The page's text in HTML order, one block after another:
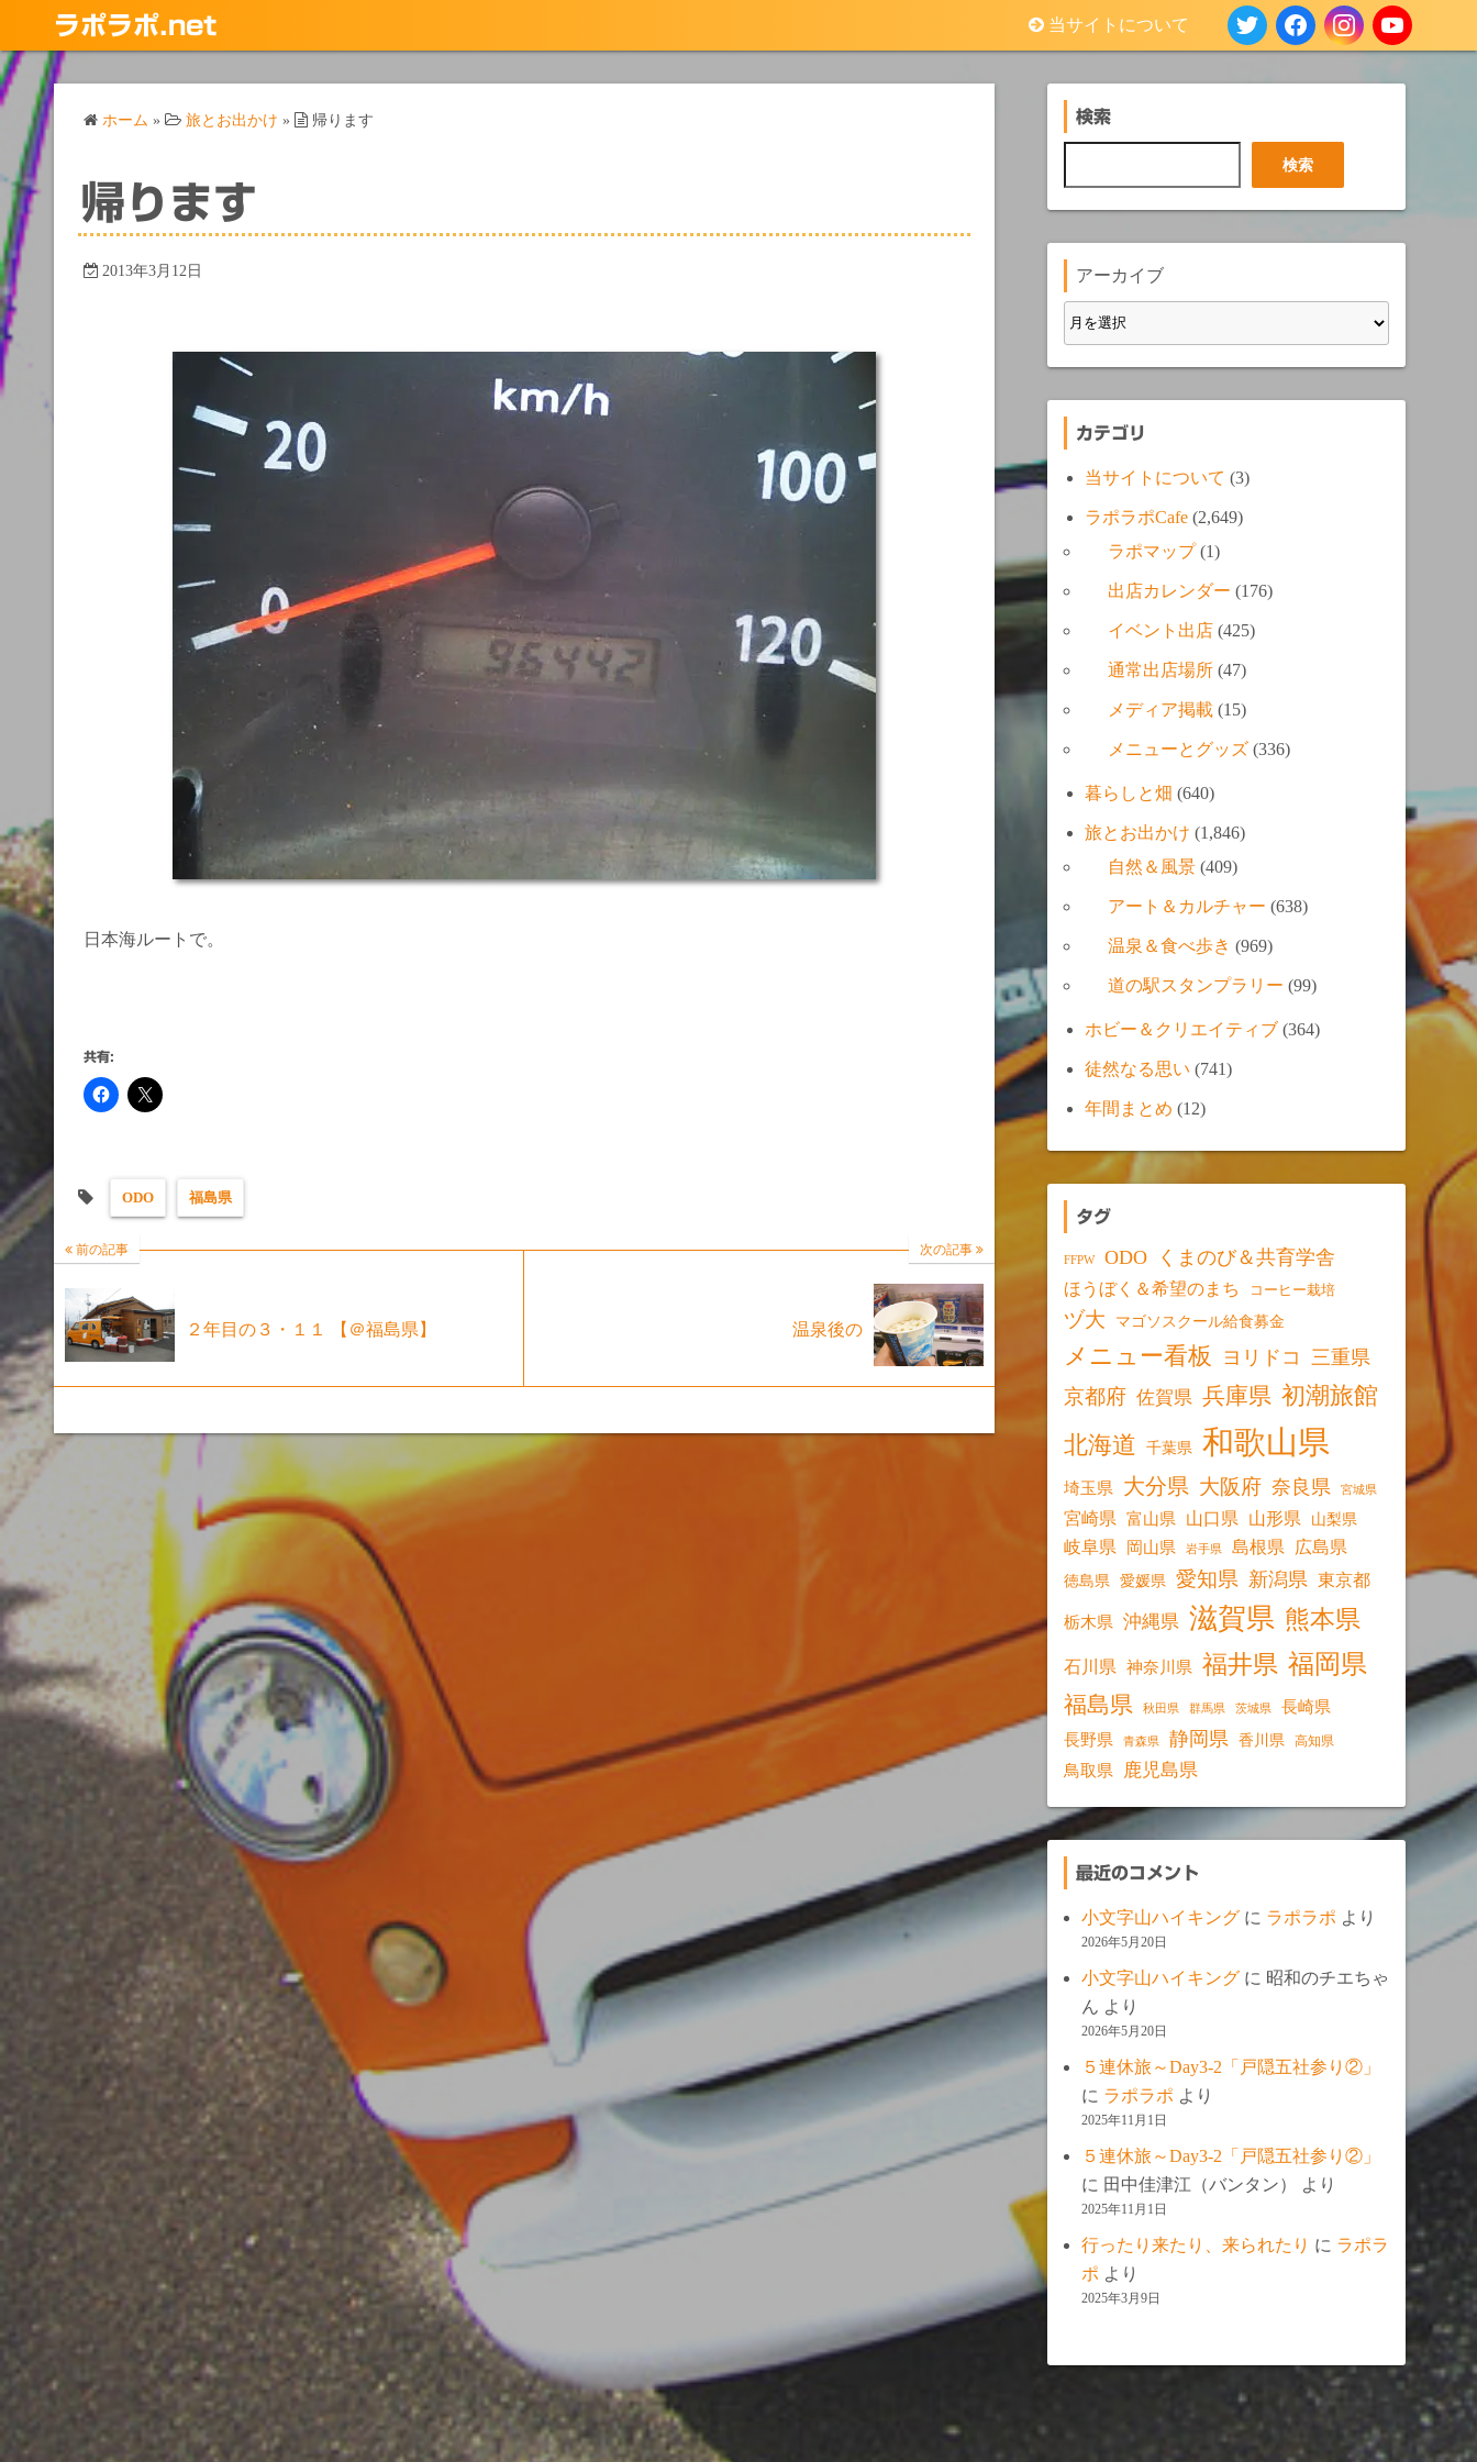
テ
ン
ス
キ
ッ
プ
ラポラポ.net 当サイトについて
ホーム » 旅とお出かけ » 帰ります
帰ります
2013年3月12日
日本海ルートで。
共有:
ODO 福島県
前の記事
２年目の３・１１ 【＠福島県】
次の記事
温泉後の
検索
索
検索
アーカイブ
カテゴリ
当サイトについて (3)
ラポラポCafe (2,649)
ラポマップ(1)
出店カレンダー (176)
イベント出店 (425)
通常出店場所 (47)
メディア掲載 (15)
メニューとグッズ (336)
暮らしと畑 (640)
旅とお出かけ (1,846)
自然＆風景 (409)
アート＆カルチャー (638)
温泉＆食べ歩き (969)
道の駅スタンプラリー (99)
ホビー＆クリエイティブ (364)
徒然なる思い (741)
年間まとめ (12)
タグ
FFPW ODO くまのび＆共育学舎
ほうぼく＆希望のまち コーヒー栽培
ヅ大 マゴソスクール給食募金
メニュー看板 ヨリドコ 三重県
京都府 佐賀県 兵庫県 初潮旅館
北海道
千葉県 和歌山県
埼玉県 大分県 大阪府 奈良県 宮城県
宮崎県 富山県 山口県 山形県 山梨県
岐阜県 岡山県 岩手県 島根県 広島県
徳島県 愛媛県 愛知県 新潟県 東京都
栃木県 沖縄県 滋賀県 熊本県
石川県 神奈川県 福井県 福岡県
福島県 秋田県 群馬県 茨城県 長崎県
長野県 青森県 静岡県 香川県 高知県
鳥取県 鹿児島県
最近のコメント
小文字山ハイキング に ラポラポ より
2026年5月20日
小文字山ハイキング に 昭和のチエちゃ
ん より
2026年5月20日
５連休旅～Day3-2「戸隠五社参り②」
に ラポラポ より
2025年11月1日
５連休旅～Day3-2「戸隠五社参り②」
に 田中佳津江（バンタン） より
2025年11月1日
行ったり来たり、来られたり に ラポラ
ポ より
2025年3月9日